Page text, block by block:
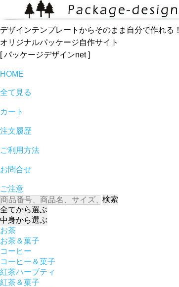
デザインテンプレートからそのまま自分で作れる！
オリジナルパッケージ自作サイト
[ パッケージデザインnet ]
HOME
全て見る
カート
注文履歴
ご利用方法
お問合せ
ご注意
検索
全てから選ぶ
中身から選ぶ
お茶
お茶＆菓子
コーヒー
コーヒー＆菓子
紅茶ハーブティ
紅茶＆菓子